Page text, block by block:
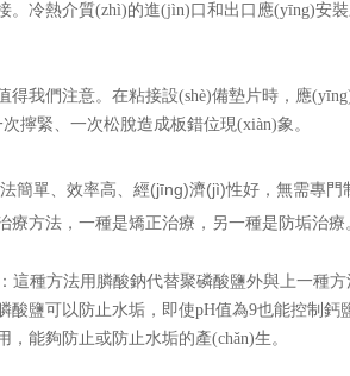
冷熱介質(zhì)的進(jìn)口和出口應(yīng)安裝
我們注意。在粘接設(shè)備墊片時，應(yīng)
次擰緊、一次松脫造成板錯位現(xiàn)象。
單、效率高、經(jīng)濟(jì)性好，無
方法，一種是矯正治療，另一種是防垢治療
這種方法用膦酸鈉代替聚磷酸鹽外與上一種
叉膦酸鹽可以防止水垢，即使pH值為9也能控
夠防止或防止水垢的產(chǎn)生。